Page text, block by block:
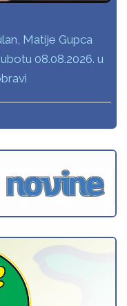
Matije Gupca
08.08.2026. u